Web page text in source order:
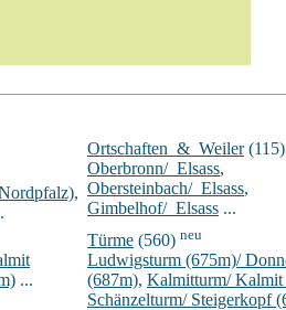
,
...
Ortschaften_&_Weiler(115)
Oberbronn/_Elsass,
Obersteinbach/_Elsass,
Gimbelhof/_Elsass ...
Türme (560) neu
Ludwigsturm (675m)/
(687m), Kalmitturm/
Schänzelturm/ Steigerkopf